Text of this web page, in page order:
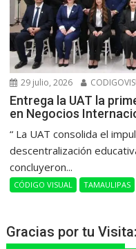
29 julio, 2026
Entrega la UAT la
en Negocios
“ La UAT consolida el
descentralización
concluyeron...
CÓDIGO VISUAL TAMAULIPAS
Gracias por tu Visita: